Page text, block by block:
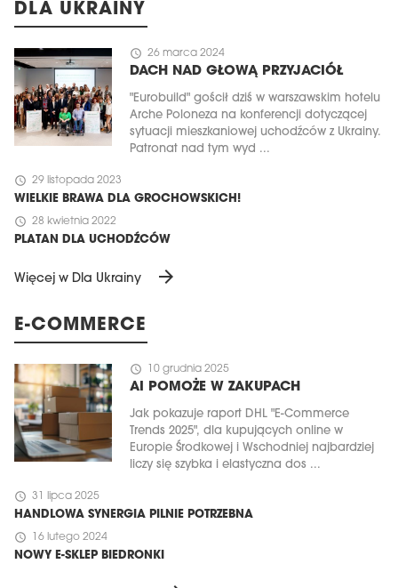
DLA UKRAINY
schedule 26 marca 2024
DACH NAD GŁOWĄ PRZYJACIÓŁ
"Eurobuild" gościł dziś w warszawskim hotelu
Arche Poloneza na konferencji dotyczącej
sytuacji mieszkaniowej uchodźców z Ukrainy.
Patronat nad tym wyd ...
schedule 29 listopada 2023
WIELKIE BRAWA DLA GROCHOWSKICH!
schedule 28 kwietnia 2022
PLATAN DLA UCHODŹCÓW
Więcej w Dla Ukrainy arrow_forward
E-COMMERCE
schedule 10 grudnia 2025
AI POMOŻE W ZAKUPACH
Jak pokazuje raport DHL "E-Commerce
Trends 2025", dla kupujących online w
Europie Środkowej i Wschodniej najbardziej
liczy się szybka i elastyczna dos ...
schedule 31 lipca 2025
HANDLOWA SYNERGIA PILNIE POTRZEBNA
schedule 16 lutego 2024
NOWY E-SKLEP BIEDRONKI